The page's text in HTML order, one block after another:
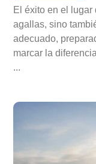
El éxito en el
agallas, sino
adecuado,
marcar la
...